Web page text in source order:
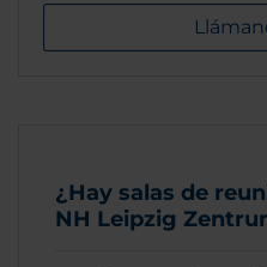
¿Hay salas de
NH Leipzig